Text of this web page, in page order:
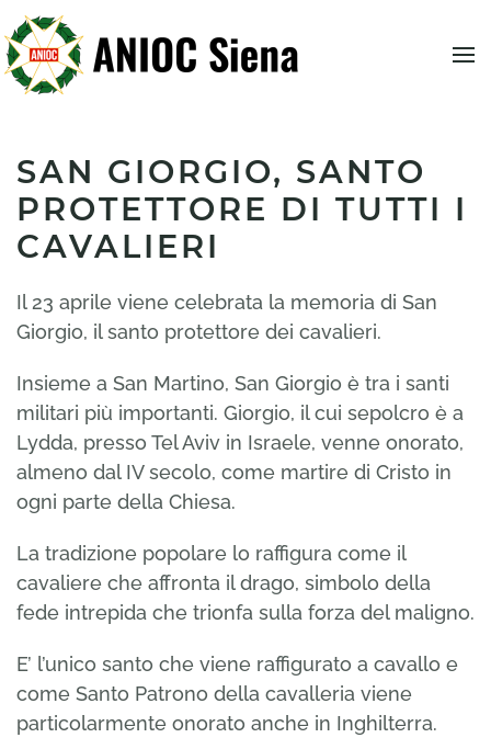
SAN GIORGIO, SANTO
PROTETTORE DI TUTTI I
CAVALIERI
Il 23 aprile viene celebrata la memoria di San
Giorgio, il santo protettore dei cavalieri.
Insieme a San Martino, San Giorgio è tra i santi
militari più importanti. Giorgio, il cui sepolcro è a
Lydda, presso Tel Aviv in Israele, venne onorato,
almeno dal IV secolo, come martire di Cristo in
ogni parte della Chiesa.
La tradizione popolare lo raffigura come il
cavaliere che affronta il drago, simbolo della
fede intrepida che trionfa sulla forza del maligno.
E’ l’unico santo che viene raffigurato a cavallo e
come Santo Patrono della cavalleria viene
particolarmente onorato anche in Inghilterra.